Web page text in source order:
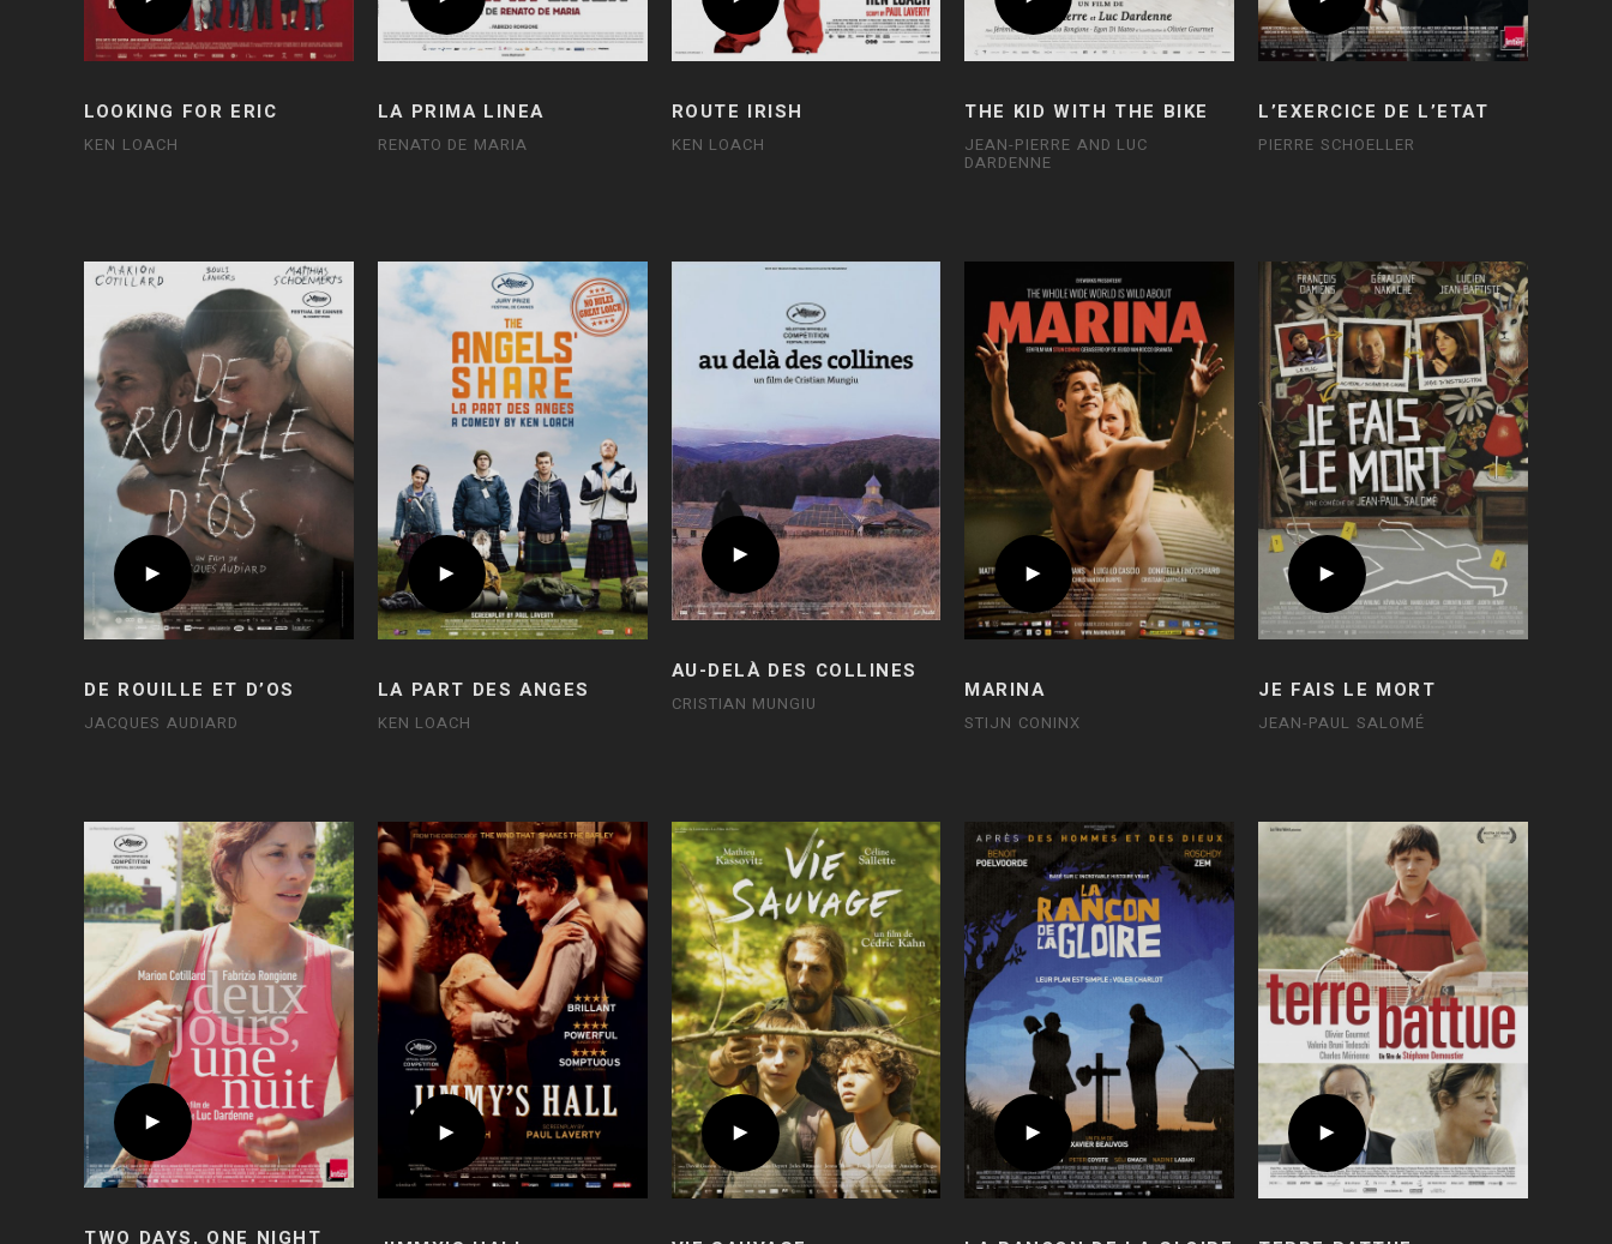
LOOKING FOR ERIC
KEN LOACH
LA PRIMA LINEA
RENATO DE MARIA
ROUTE IRISH
KEN LOACH
THE KID WITH THE BIKE
JEAN-PIERRE AND LUC
DARDENNE
L’EXERCICE DE L’ETAT
PIERRE SCHOELLER
DE ROUILLE ET D’OS
JACQUES AUDIARD
LA PART DES ANGES
KEN LOACH
AU-DELÀ DES COLLINES
CRISTIAN MUNGIU
MARINA
STIJN CONINX
JE FAIS LE MORT
JEAN-PAUL SALOMÉ
TWO DAYS, ONE NIGHT